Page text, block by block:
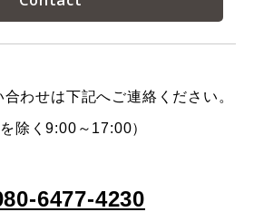
わせは下記へご連絡ください。
を除く9:00～17:00）
6477-4230